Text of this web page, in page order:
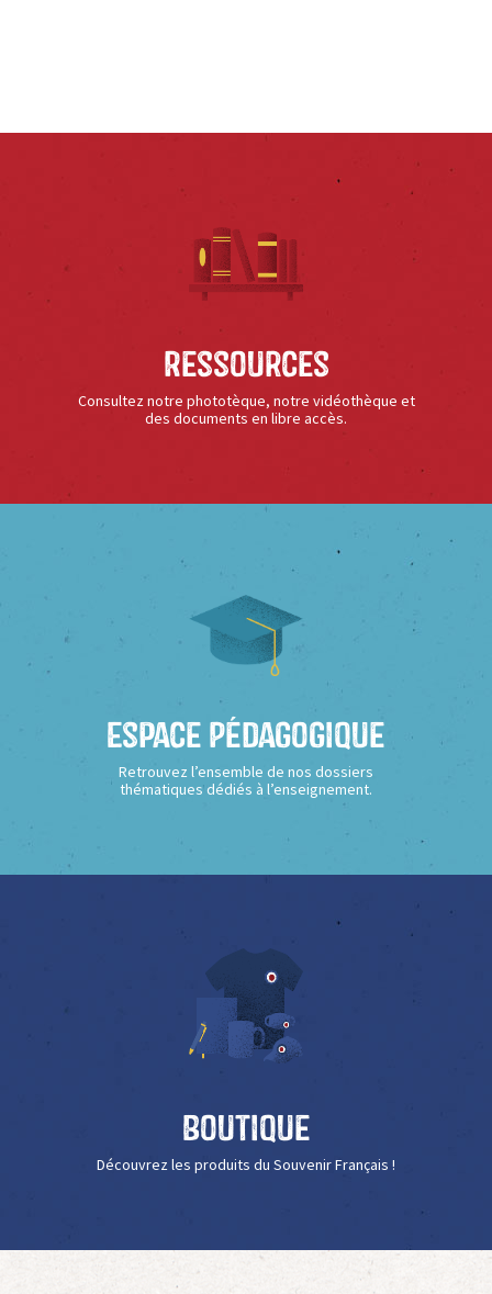
Ressources
Consultez notre phototèque, notre vidéothèque et
des documents en libre accès.
Espace Pédagogique
Retrouvez l’ensemble de nos dossiers
thématiques dédiés à l’enseignement.
Boutique
Découvrez les produits du Souvenir Français !